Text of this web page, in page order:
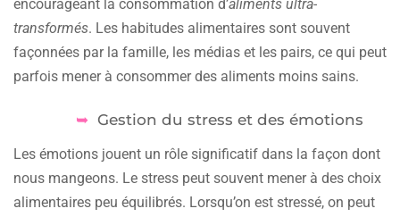
encourageant la consommation d’aliments ultra-
transformés. Les habitudes alimentaires sont souvent
façonnées par la famille, les médias et les pairs, ce qui peut
parfois mener à consommer des aliments moins sains.
Gestion du stress et des émotions
Les émotions jouent un rôle significatif dans la façon dont
nous mangeons. Le stress peut souvent mener à des choix
alimentaires peu équilibrés. Lorsqu’on est stressé, on peut